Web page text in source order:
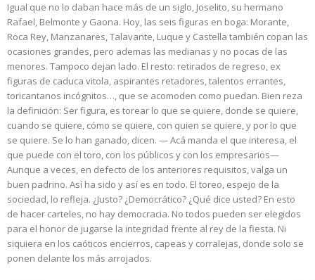
Igual que no lo daban hace más de un siglo, Joselito, su hermano
Rafael, Belmonte y Gaona. Hoy, las seis figuras en boga: Morante,
Roca Rey, Manzanares, Talavante, Luque y Castella también copan las
ocasiones grandes, pero ademas las medianas y no pocas de las
menores. Tampoco dejan lado. El resto: retirados de regreso, ex
figuras de caduca vitola, aspirantes retadores, talentos errantes,
toricantanos incógnitos…, que se acomoden como puedan. Bien reza
la definición: Ser figura, es torear lo que se quiere, donde se quiere,
cuando se quiere, cómo se quiere, con quien se quiere, y por lo que
se quiere. Se lo han ganado, dicen. — Acá manda el que interesa, el
que puede con el toro, con los públicos y con los empresarios—
Aunque a veces, en defecto de los anteriores requisitos, valga un
buen padrino. Así ha sido y así es en todo. El toreo, espejo de la
sociedad, lo refleja. ¿Justo? ¿Democrático? ¿Qué dice usted? En esto
de hacer carteles, no hay democracia. No todos pueden ser elegidos
para el honor de jugarse la integridad frente al rey de la fiesta. Ni
siquiera en los caóticos encierros, capeas y corralejas, donde solo se
ponen delante los más arrojados.